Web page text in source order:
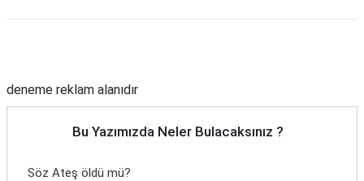
deneme reklam alanıdır
Bu Yazımızda Neler Bulacaksınız ?
Söz Ateş öldü mü?